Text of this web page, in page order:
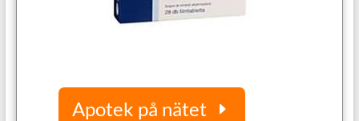
Apotek på nätet